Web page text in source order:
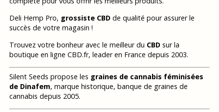
Deli Hemp Pro, grossiste CBDde qualité pour assurer le
succès de votre magasin !
Trouvez votre bonheur avec le meilleur du CBDsur la
boutique en ligne CBD.fr, leader en France depuis 2003.
Silent Seeds propose les graines de cannabis féminisées
de Dinafem, marque historique, banque de graines de
cannabis depuis 2005.